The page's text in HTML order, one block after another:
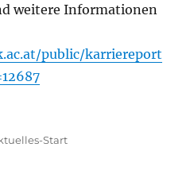
weitere Informationen
public/karriereport
Start